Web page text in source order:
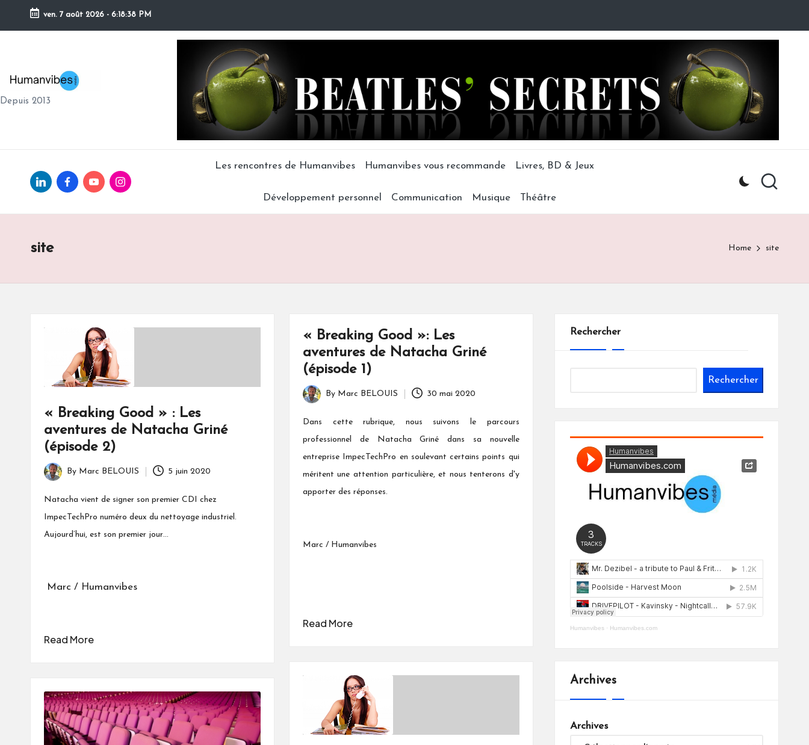
Skip
ven. 7 août 2026 - 6:18:39 PM
H
U
V
Depuis 2013
Linkedin.comfacebook.com
Youtube.comInstagram.com
Les rencontres de Humanvibes Humanvibes vous recommande Livres, BD & Jeux
Développement personnel Communication Musique Théâtre
site Home site
« Breaking Good » : Les
aventures de Natacha Griné
(épisode 2)
Posted
By Marc BELOUIS 5 juin 2020
Natacha vient de signer son premier CDI chez
ImpecTechPro numéro deux du nettoyage industriel.
Aujourd’hui, est son premier jour…
Marc / Humanvibes
Read More
« Breaking Good »: Les
aventures de Natacha Griné
(épisode 1)
Posted
By Marc BELOUIS 30 mai 2020
Dans cette rubrique, nous suivons le parcours
professionnel de Natacha Griné dans sa nouvelle
entreprise ImpecTechPro en soulevant certains points qui
méritent une attention particulière, et nous tenterons d'y
apporter des réponses.
Marc / Humanvibes
Read More
Rechercher
Rechercher
Humanvibes· Humanvibes.com
Archives
Archives